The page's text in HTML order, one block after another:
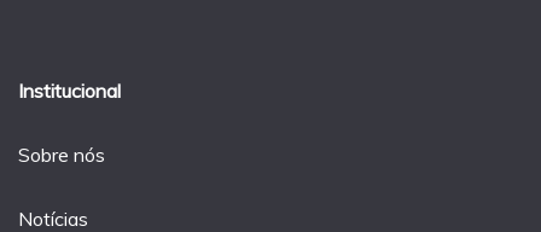
Institucional
Sobre nós
Notícias